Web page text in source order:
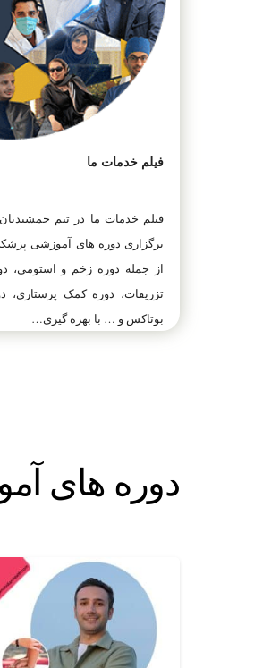
فیلم خدمات ما
فیلم خدمات ما در تیم
برگزاری دوره های آموزشی
از جمله دوره زخم و استومی،
تزریقات، دوره کمک پرستاری،
بوتاکس و … با بهره گیری…
دوره های